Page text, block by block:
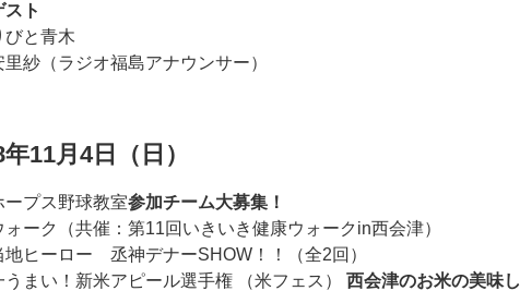
スト
びと青木
里紗（ラジオ福島アナウンサー）
11月4日（日）
ープス野球教室参加チーム大募集！
ォーク（共催：第11回いきいき健康ウォークin西会津）
ヒーロー 丞神デナーSHOW！！（全2回）
うまい！新米アピール選手権 （米フェス） 西会津のお米の美味し